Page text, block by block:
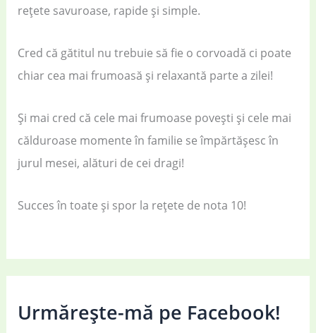
rețete savuroase, rapide și simple.
Cred că gătitul nu trebuie să fie o corvoadă ci poate
chiar cea mai frumoasă și relaxantă parte a zilei!
Și mai cred că cele mai frumoase povești și cele mai
călduroase momente în familie se împărtășesc în
jurul mesei, alături de cei dragi!
Succes în toate și spor la rețete de nota 10!
Urmărește-mă pe Facebook!